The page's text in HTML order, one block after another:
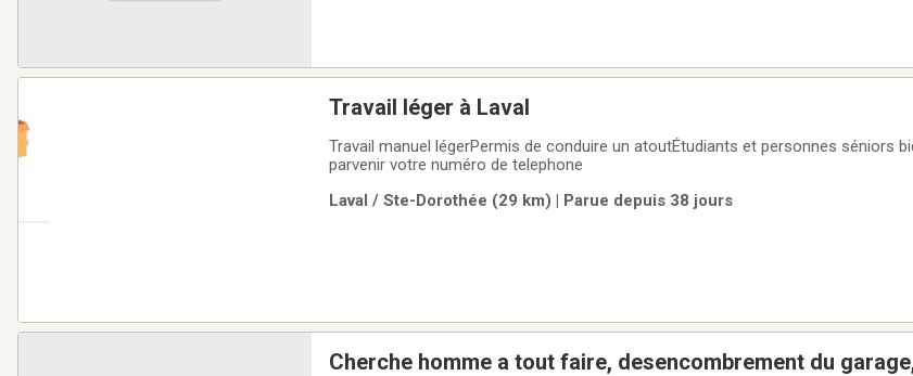
Travail léger à Laval
Travail manuel légerPermis de conduire un atoutÉtudiants et personnes séniors
parvenir votre numéro de telephone
Laval / Ste-Dorothée (29 km) | Parue depuis 38 jours
Cherche homme a tout faire, desencombrement du